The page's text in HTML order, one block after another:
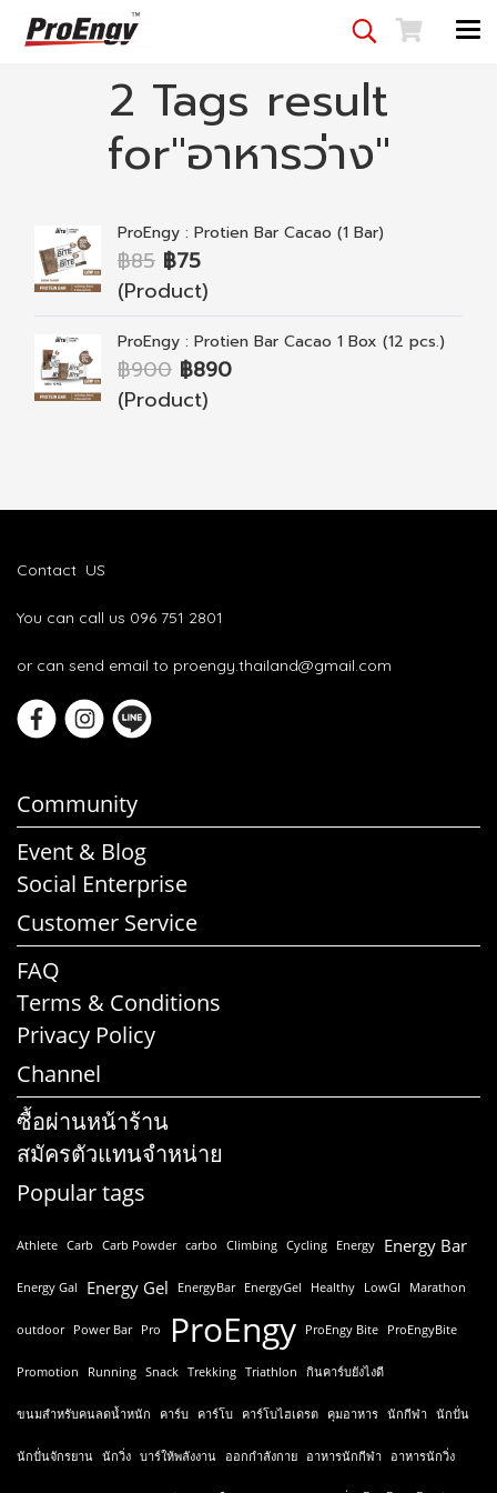
2 Tags result
for"อาหารว่าง"
ProEngy : Protien Bar Cacao (1 Bar)
฿85 ฿75
(Product)
ProEngy : Protien Bar Cacao 1 Box (12 pcs.)
฿900 ฿890
(Product)
Contact US
You can call us 096 751 2801
or can send email to proengy.thailand@gmail.com
Community
Event & Blog
Social Enterprise
Customer Service
FAQ
Terms & Conditions
Privacy Policy
Channel
ซื้อผ่านหน้าร้าน
สมัครตัวแทนจำหน่าย
Popular tags
Athlete Carb Carb Powder carbo Climbing Cycling Energy Energy Bar
Energy Gal Energy Gel EnergyBar EnergyGel Healthy LowGI Marathon
outdoor Power Bar Pro ProEngy ProEngy Bite ProEngyBite
Promotion Running Snack Trekking Triathlon กินคาร์บยังไงดี
ขนมสำหรับคนลดน้ำหนัก คาร์บ คาร์โบ คาร์โบไฮเดรต คุมอาหาร นักกีฬา นักปั่น
นักปั่นจักรยาน นักวิ่ง บาร์ให้พลังงาน ออกกำลังกาย อาหารนักกีฬา อาหารนักวิ่ง